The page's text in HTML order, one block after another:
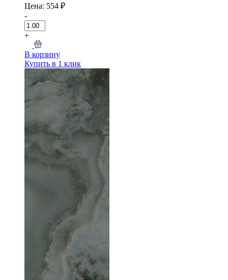
Цена: 554 ₽
-
+
В корзину
Купить в 1 клик